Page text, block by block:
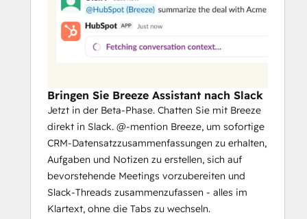
HubSpot-Datensätze wie Kontakte,
Deals und Aufgaben mithilfe von
Slash-Befehlen und Shortcuts, ohne
HubSpot-Notizen oder -Aufgaben,
und geben Sie Berichte, Dashboards
und Marketing-E-Mails über Ihre
Teamkanäle hinweg frei.
Synchronisieren Sie mit Service Hub,
um die Lösung von Tickets effizienter
zu verwalten. Arbeiten Sie mit
Thread-Antworten und At-Mentions
Bringen Sie Breeze Assistant nach Slack
Jetzt in der Beta-Phase. Chatten Sie mit Breeze
direkt in Slack. @-mention Breeze, um sofortige
CRM-Datensatzzusammenfassungen zu erhalten,
Aufgaben und Notizen zu erstellen, sich auf
bevorstehende Meetings vorzubereiten und
Slack-Threads zusammenzufassen - alles im
Klartext, ohne die Tabs zu wechseln.